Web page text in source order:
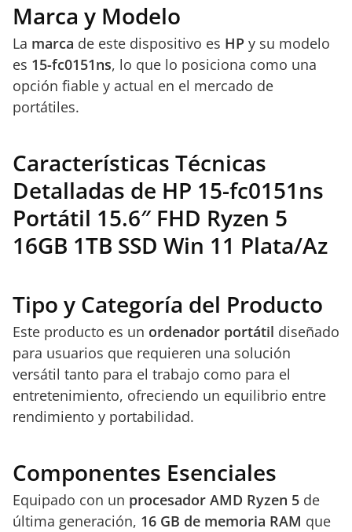
Marca y Modelo
La marca de este dispositivo es HP y su modelo
es 15-fc0151ns, lo que lo posiciona como una
opción fiable y actual en el mercado de
portátiles.
Características Técnicas
Detalladas de HP 15-fc0151ns
Portátil 15.6″ FHD Ryzen 5
16GB 1TB SSD Win 11 Plata/Az
Tipo y Categoría del Producto
Este producto es un ordenador portátil diseñado
para usuarios que requieren una solución
versátil tanto para el trabajo como para el
entretenimiento, ofreciendo un equilibrio entre
rendimiento y portabilidad.
Componentes Esenciales
Equipado con un procesador AMD Ryzen 5 de
última generación, 16 GB de memoria RAM que